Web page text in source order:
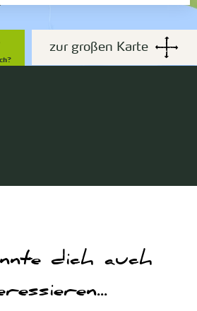
zur großen Karte
dich auch